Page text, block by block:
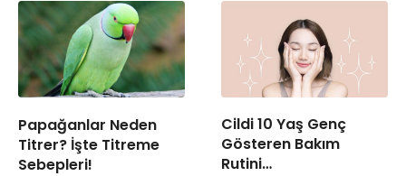
Papağanlar Neden
Titrer? İşte Titreme
Sebepleri!
Cildi 10 Yaş Genç
Gösteren Bakım
Rutini…